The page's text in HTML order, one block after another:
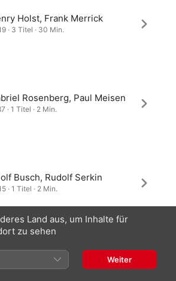
Holst, Frank Merrick
· 3 Titel · 30 Min.
Rosenberg, Paul Meisen
· 1 Titel · 2 Min.
Busch, Rudolf Serkin
· 1 Titel · 2 Min.
Serkin Duo
· 1 Titel · 2 Min.
Land aus, um Inhalte für
zu sehen
Weiter